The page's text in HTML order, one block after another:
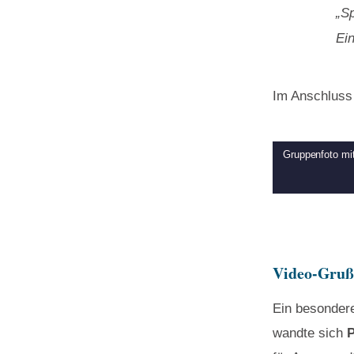
Im
Gruppenfoto
Video-
Ein
wandte sich